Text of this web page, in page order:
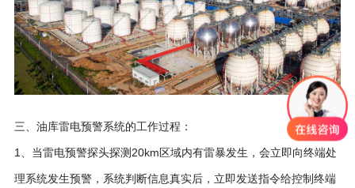
三、油库雷电预警系统的工作过程：
1、当雷电预警探头探测20km区域内有雷暴发生，会立即向终端处
理系统发生预警，系统判断信息真实后，立即发送指令给控制终端